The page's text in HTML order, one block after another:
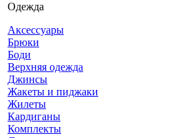
Одежда
Аксессуары
Брюки
Боди
Верхняя одежда
Джинсы
Жакеты и пиджаки
Жилеты
Кардиганы
Комплекты